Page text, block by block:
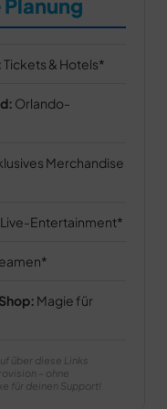
Tickets & Hotels
Orlando-
Merchandise
Live-Entertainment
Magie für
über diese Links
– ohne
für deinen Support!